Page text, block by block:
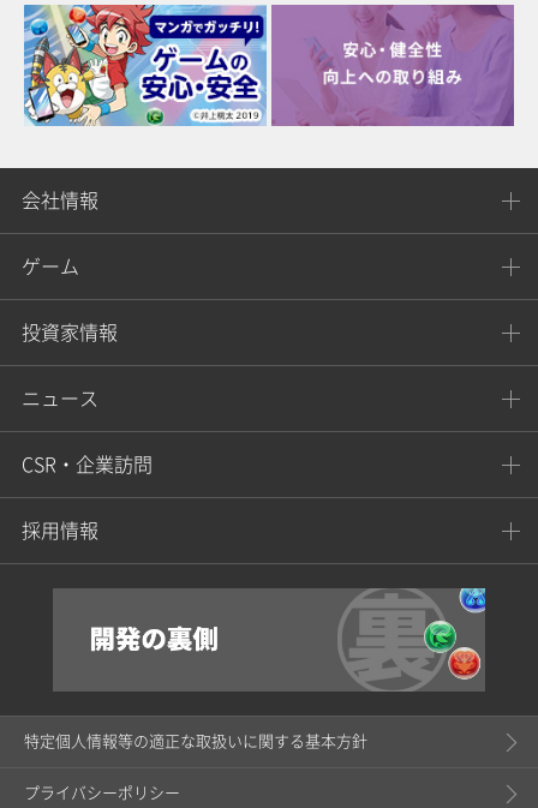
会社情報
ゲーム
投資家情報
ニュース
CSR・企業訪問
採用情報
特定個人情報等の適正な取扱いに関する基本方針
プライバシーポリシー